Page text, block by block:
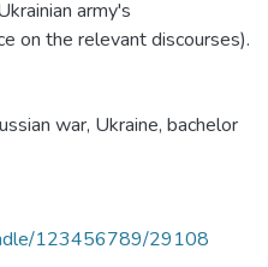
army's
on the relevant discourses).
war, Ukraine, bachelor
123456789/29108